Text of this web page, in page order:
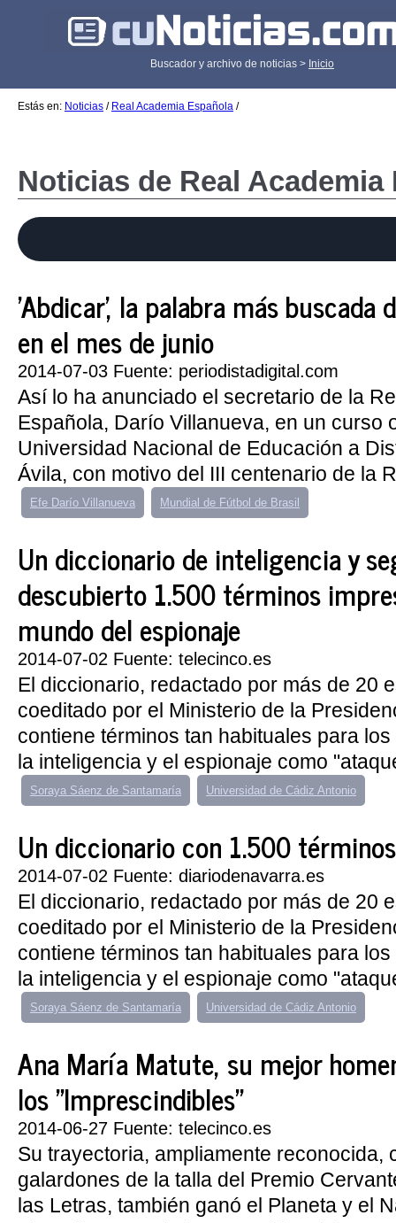
Buscador y archivo de noticias > Inicio
Estás en: Noticias / Real Academia Española /
Noticias de Real Academia
'Abdicar', la palabra más buscada
en el mes de junio
2014-07-03 Fuente: periodistadigital.com
Así lo ha anunciado el secretario de la
Española, Darío Villanueva, en un curso
Universidad Nacional de Educación a
Ávila, con motivo del III centenario de la
Efe Darío Villanueva Mundial de Fútbol de Brasil
Un diccionario de inteligencia y
descubierto 1.500 términos
mundo del espionaje
2014-07-02 Fuente: telecinco.es
El diccionario, redactado por más de 20
coeditado por el Ministerio de la
contiene términos tan habituales para
la inteligencia y el espionaje como
Soraya Sáenz de Santamaría Universidad de Cádiz Antonio
Un diccionario con 1.500
2014-07-02 Fuente: diariodenavarra.es
El diccionario, redactado por más de 20
coeditado por el Ministerio de la
contiene términos tan habituales para
la inteligencia y el espionaje como
Soraya Sáenz de Santamaría Universidad de Cádiz Antonio
Ana María Matute, su mejor
los "Imprescindibles"
2014-06-27 Fuente: telecinco.es
Su trayectoria, ampliamente reconocida,
galardones de la talla del Premio
las Letras, también ganó el Planeta y el